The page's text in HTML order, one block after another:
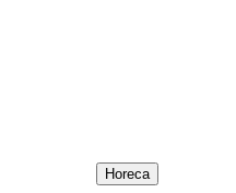
Horeca